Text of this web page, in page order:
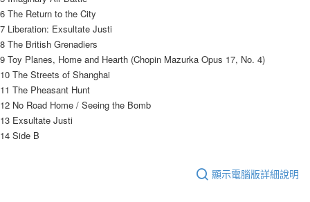
３．未成年的使用者請事先徵得法定代理人或監護人之同意方可使用
「AFTEE先享後付」，若未經同意申辦者引起之損失，本公司不負相關責
任。
４．使用「AFTEE先享後付」時，將依據個別帳號之用戶狀況，依本公司即
時審查核予不同之上限額度；若仍有額度不足之情形，本公司將視審查結果
請求用戶進行身份認證。
５．嚴禁一人註冊多個帳號或使用他人資訊註冊。若發現惡意使用之情形，
恩沛科技股份有限公司將有權停止該用戶之使用額度並採取法律行動。
付款後門市自取
免運費
亞洲國家/地區配送 查看運費
北美國家/地區配送
歐洲國家/地區配送
6 The Return to the City
7 Liberation: Exsultate Justi
8 The British Grenadiers
9 Toy Planes, Home and Hearth (Chopin Mazurka Opus 17, No. 4)
10 The Streets of Shanghai
11 The Pheasant Hunt
12 No Road Home / Seeing the Bomb
13 Exsultate Justi
14 Side B
顯示電腦版詳細說明